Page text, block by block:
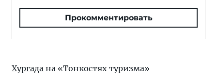
Прокомментировать
Хургада на «Тонкостях туризма»